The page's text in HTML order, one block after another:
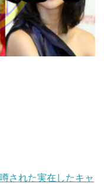
された実在したキャ